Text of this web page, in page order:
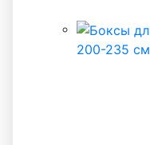
200-235 см